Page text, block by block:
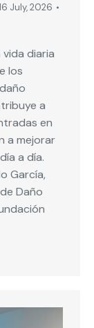
July, 2026
diaria
los
a
en
a mejorar
a día.
García,
Daño